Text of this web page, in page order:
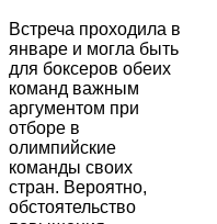
Встреча проходила в
январе и могла быть
для боксеров обеих
команд важным
аргументом при
отборе в
олимпийские
команды своих
стран. Вероятно,
обстоятельство